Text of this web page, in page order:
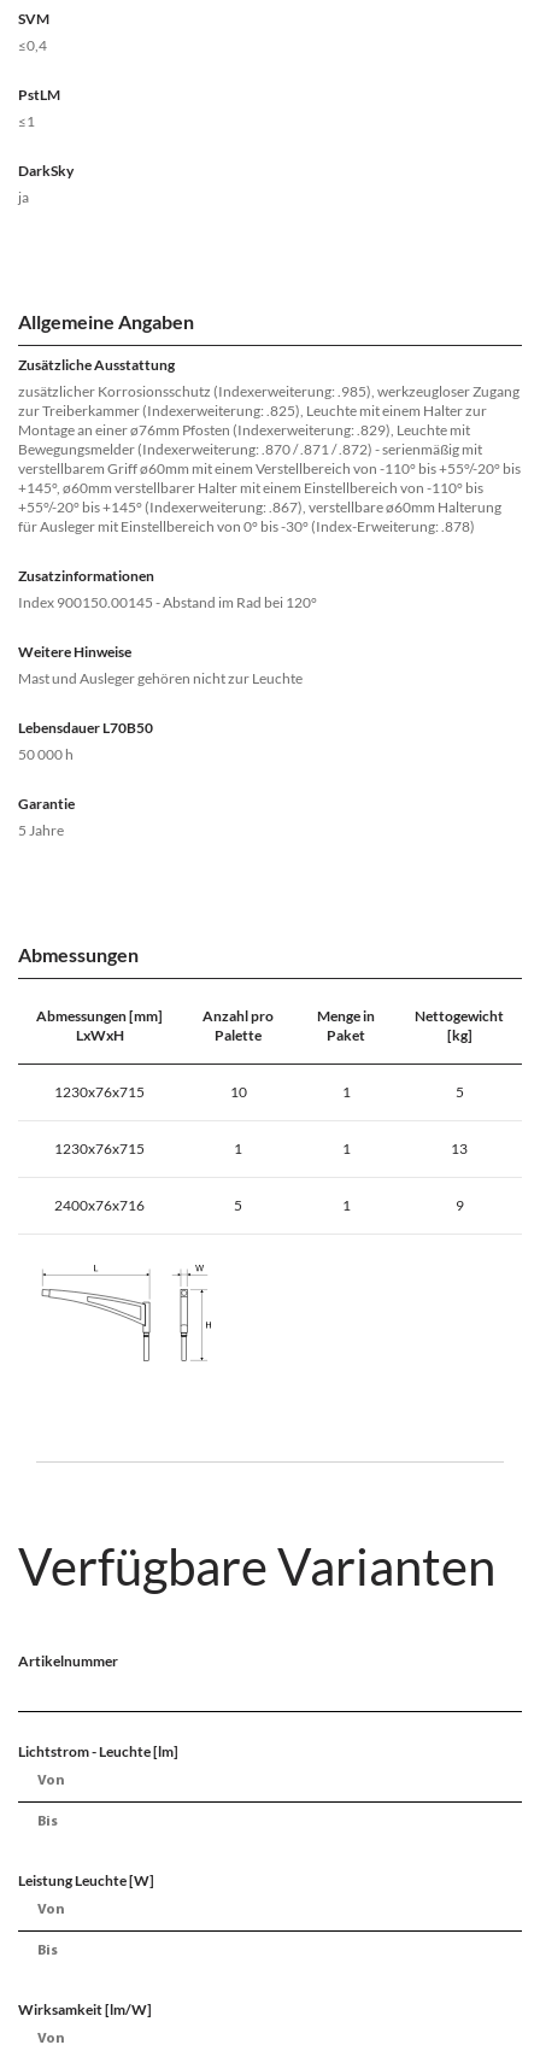
SVM
≤0,4
PstLM
≤1
DarkSky
ja
Allgemeine Angaben
Zusätzliche Ausstattung
zusätzlicher Korrosionsschutz (Indexerweiterung: .985), werkzeugloser Zugang
zur Treiberkammer (Indexerweiterung: .825), Leuchte mit einem Halter zur
Montage an einer ø76mm Pfosten (Indexerweiterung: .829), Leuchte mit
Bewegungsmelder (Indexerweiterung: .870 / .871 / .872) - serienmäßig mit
verstellbarem Griff ø60mm mit einem Verstellbereich von -110° bis +55°/-20° bis
+145°, ø60mm verstellbarer Halter mit einem Einstellbereich von -110° bis
+55°/-20° bis +145° (Indexerweiterung: .867), verstellbare ø60mm Halterung
für Ausleger mit Einstellbereich von 0° bis -30° (Index-Erweiterung: .878)
Zusatzinformationen
Index 900150.00145 - Abstand im Rad bei 120°
Weitere Hinweise
Mast und Ausleger gehören nicht zur Leuchte
Lebensdauer L70B50
50 000 h
Garantie
5 Jahre
Abmessungen
Abmessungen [mm]
LxWxH
Anzahl pro
Palette
Menge in
Paket
Nettogewicht
[kg]
1230x76x715 10 1 5
1230x76x715 1 1 13
2400x76x716 5 1 9
Verfügbare Varianten
Artikelnummer
Lichtstrom - Leuchte [lm]
Leistung Leuchte [W]
Wirksamkeit [lm/W]